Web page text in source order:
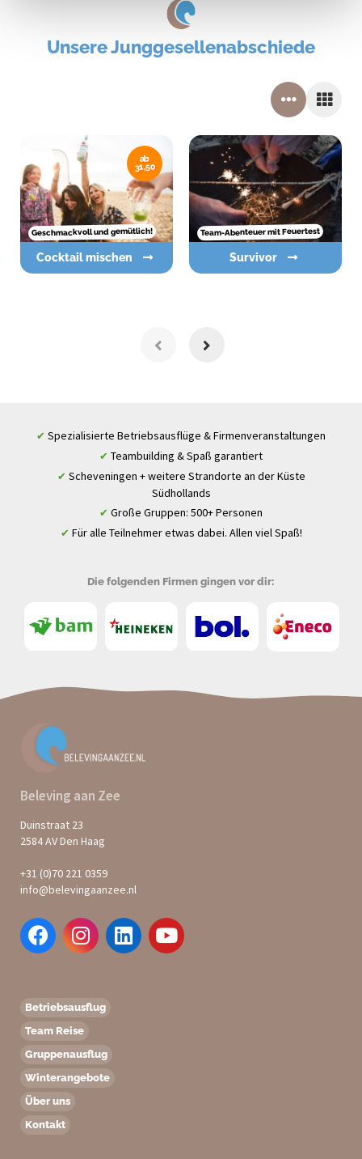
Unsere Junggesellenabschiede
ab
31,50
Geschmackvoll und gemütlich!
Cocktail mischen
Team-Abenteuer mit Feuertest
Survivor
✔ Spezialisierte Betriebsausflüge & Firmenveranstaltungen
✔ Teambuilding & Spaß garantiert
✔ Scheveningen + weitere Strandorte an der Küste
Südhollands
✔ Große Gruppen: 500+ Personen
✔ Für alle Teilnehmer etwas dabei. Allen viel Spaß!
Die folgenden Firmen gingen vor dir:
Beleving aan Zee
Duinstraat 23
2584 AV Den Haag
+31 (0)70 221 0359
info@belevingaanzee.nl
Betriebsausflug
Team Reise
Gruppenausflug
Winterangebote
Über uns
Kontakt